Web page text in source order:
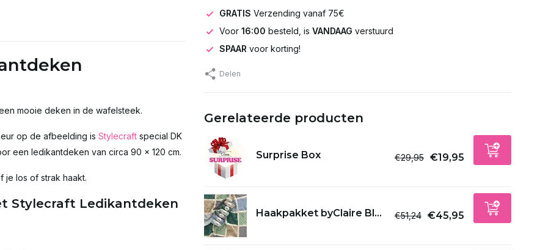
mooie deken in de wafelsteek.
op de afbeelding is Stylecraft special DK
een ledikantdeken van circa 90 x 120 cm.
je los of strak haakt.
Stylecraft Ledikantdeken
Uitverkocht
Uitverkocht
GRATIS Verzending vanaf 75€
Voor 16:00 besteld, is VANDAAG verstuurd
SPAAR voor korting!
Delen
Gerelateerde producten
Surprise Box €29,95 €19,95
Haakpakket byClaire Bl... €51,24 €45,95